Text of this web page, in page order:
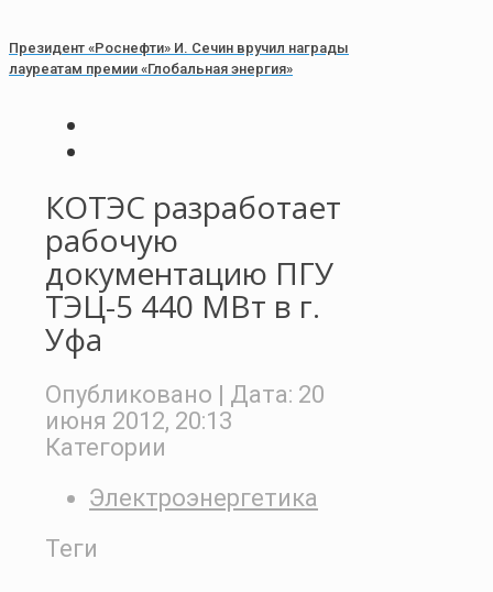
Президент «Роснефти» И. Сечин вручил награды
лауреатам премии «Глобальная энергия»
КОТЭС разработает
рабочую
документацию ПГУ
ТЭЦ-5 440 МВт в г.
Уфа
Опубликовано | Дата: 20
июня 2012, 20:13
Категории
Электроэнергетика
Теги